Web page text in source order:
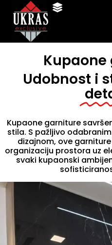
Udobnost i
Kupaone garniture
stila. S pažljivo
dizajnom, ove
organizaciju prostora uz
svaki kupaonski